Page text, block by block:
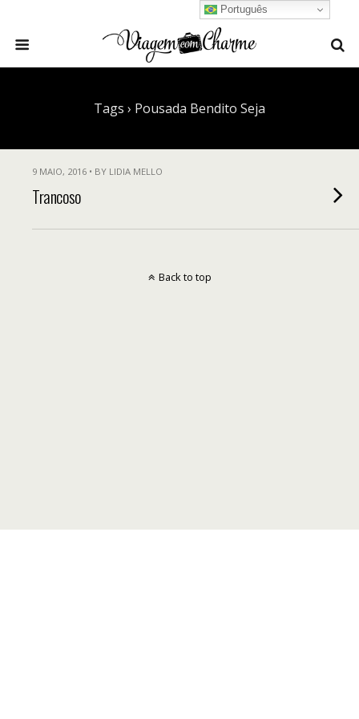
Tags › Pousada Bendito Seja
9 MAIO, 2016 • BY LIDIA MELLO
Trancoso
Português
Back to top